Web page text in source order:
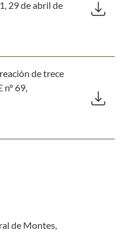
29 de abril de
download
de trece
nº 69,
download
de Montes,